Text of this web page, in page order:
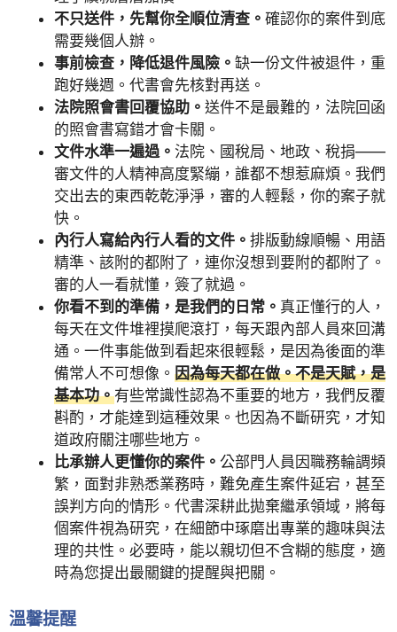
不只送件，先幫你全順位清查。 確認你的案件到底
需要幾個人辦。
事前檢查，降低退件風險。 缺一份文件被退件，重
跑好幾週。代書會先核對再送。
法院照會書回覆協助。 送件不是最難的，法院回函
的照會書寫錯才會卡關。
文件水準一遍過。 法院、國稅局、地政、稅捐——
審文件的人精神高度緊繃，誰都不想惹麻煩。我們
交出去的東西乾乾淨淨，審的人輕鬆，你的案子就
快。
內行人寫給內行人看的文件。 排版動線順暢、用語
精準、該附的都附了，連你沒想到要附的都附了。
審的人一看就懂，簽了就過。
你看不到的準備，是我們的日常。 真正懂行的人，
每天在文件堆裡摸爬滾打，每天跟內部人員來回溝
通。一件事能做到看起來很輕鬆，是因為後面的準
備常人不可想像。 因為每天都在做。不是天賦，是
基本功。有些常識性認為不重要的地方，我們反覆
斟酌，才能達到這種效果。也因為不斷研究，才知
道政府關注哪些地方。
比承辦人更懂你的案件。 公部門人員因職務輪調頻
繁，面對非熟悉業務時，難免產生案件延宕，甚至
誤判方向的情形。代書深耕此拋棄繼承領域，將每
個案件視為研究，在細節中琢磨出專業的趣味與法
理的共性。必要時，能以親切但不含糊的態度，適
時為您提出最關鍵的提醒與把關。
溫馨提醒